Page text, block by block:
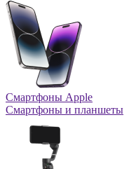
Смартфоны Apple
Смартфоны и планшеты